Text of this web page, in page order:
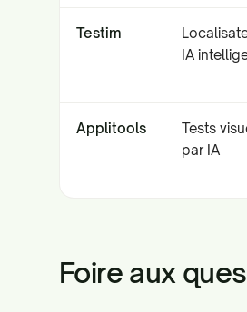
Testim
IA
Applitools
Tests
par IA
Foire aux